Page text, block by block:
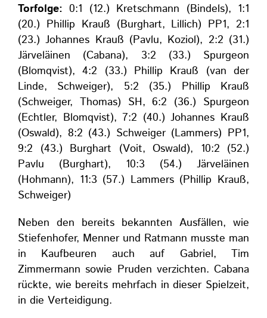
Torfolge: 0:1 (12.) Kretschmann (Bindels), 1:1
(20.) Phillip Krauß (Burghart, Lillich) PP1, 2:1
(23.) Johannes Krauß (Pavlu, Koziol), 2:2 (31.)
Järveläinen (Cabana), 3:2 (33.) Spurgeon
(Blomqvist), 4:2 (33.) Phillip Krauß (van der
Linde, Schweiger), 5:2 (35.) Phillip Krauß
(Schweiger, Thomas) SH, 6:2 (36.) Spurgeon
(Echtler, Blomqvist), 7:2 (40.) Johannes Krauß
(Oswald), 8:2 (43.) Schweiger (Lammers) PP1,
9:2 (43.) Burghart (Voit, Oswald), 10:2 (52.)
Pavlu (Burghart), 10:3 (54.) Järveläinen
(Hohmann), 11:3 (57.) Lammers (Phillip Krauß,
Schweiger)
Neben den bereits bekannten Ausfällen, wie
Stiefenhofer, Menner und Ratmann musste man
in Kaufbeuren auch auf Gabriel, Tim
Zimmermann sowie Pruden verzichten. Cabana
rückte, wie bereits mehrfach in dieser Spielzeit,
in die Verteidigung.